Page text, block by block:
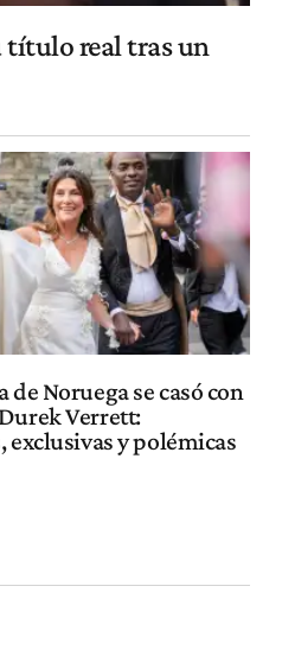
título real tras un
de Noruega se casó con
Verrett:
exclusivas y polémicas